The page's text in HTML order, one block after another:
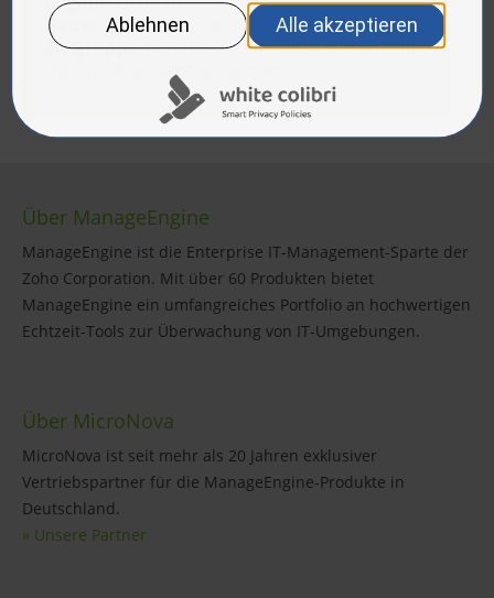
Dauer
: ca. 90 Minuten
Zielgruppe: IT-Leiter, IT-Administratoren und
IT-Helpdesk-Administratoren
Über ManageEngine
ManageEngine ist die Enterprise IT-Management-Sparte der
Zoho Corporation. Mit über 60 Produkten bietet
ManageEngine ein umfangreiches Portfolio an hochwertigen
Echtzeit-Tools zur Überwachung von IT-Umgebungen.
Über MicroNova
MicroNova ist seit mehr als 20 Jahren exklusiver
Vertriebspartner für die ManageEngine-Produkte in
Deutschland.
» Unsere Partner